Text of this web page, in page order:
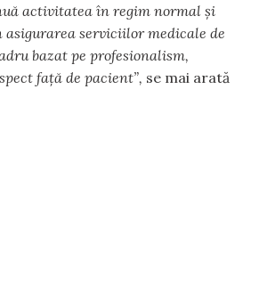
activitatea în regim normal și
serviciilor medicale de
bazat pe profesionalism,
față de pacient”, se mai arată